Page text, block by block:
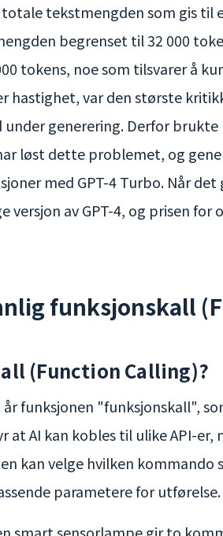
tekstmengden som gis til
begrenset til 32 000
tokens, noe som tilsvarer å
hastighet, var den største
generering. Derfor brukte
løst dette problemet, og
med GPT-4 Turbo. Når
versjon av GPT-4, og prisen
funksjonskall
(Function Calling)?
funksjonen "funksjonskall",
at AI kan kobles til ulike API-
kan velge hvilken
parametere for utførelse.